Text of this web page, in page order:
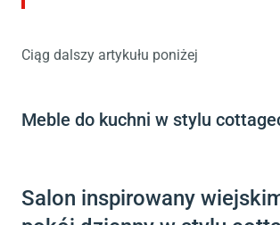
Ciąg dalszy artykułu poniżej
Meble do kuchni w stylu
Salon inspirowany